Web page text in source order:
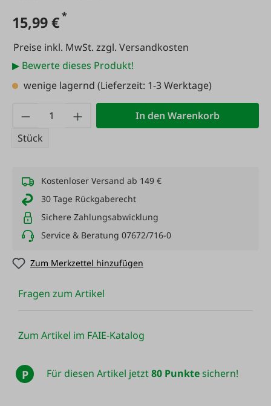
15,99 €*
Preise inkl. MwSt. zzgl. Versandkosten
▶ Bewerte dieses Produkt!
wenige lagernd (Lieferzeit: 1-3 Werktage)
Produkt Anzahl: Gib den gewünschten
Stück
In den Warenkorb
Kostenloser Versand ab 149 €
30 Tage Rückgaberecht
Sichere Zahlungsabwicklung
Service & Beratung 07672/716-0
Zum Merkzettel hinzufügen
Fragen zum Artikel
Zum Artikel im FAIE-Katalog
P Für diesen Artikel jetzt80 Punktesichern!